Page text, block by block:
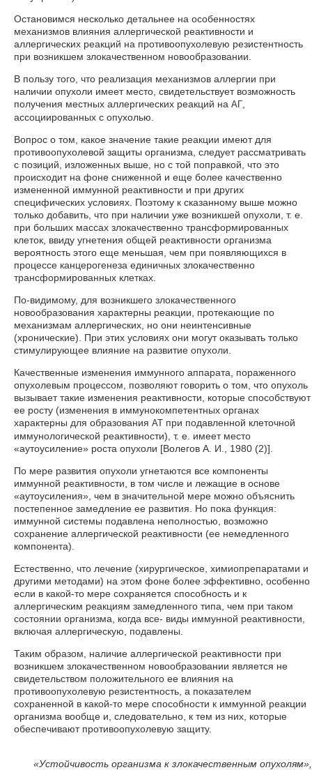
Остановимся несколько детальнее на особенностях
механизмов влияния аллергической реактивности и
аллергических реакций на противоопухолевую резистентность
при возникшем злокачественном новообразовании.
В пользу того, что реализация механизмов аллергии при
наличии опухоли имеет место, свидетельствует возможность
получения местных аллергических реакций на АГ
ассоциированных с опухолью.
Вопрос о том, какое значение такие реакции имеют для
противоопухолевой защиты организма, следует рассматривать
с позиций, изложенных выше, но с той поправкой, что это
происходит на фоне сниженной и еще более качественно
измененной иммунной реактивности и при других
специфических условиях. Поэтому к сказанному выше можно
только добавить, что при наличии уже возникшей опухоли, т. е.
при больших массах злокачественно трансформированных
клеток, ввиду угнетения общей реактивности организма
вероятность этого еще меньшая, чем при появляющихся в
процессе канцерогенеза единичных злокачественно
трансформированных клетках.
По-видимому, для возникшего злокачественного
новообразования характерны реакции, протекающие по
механизмам аллергических, но они неинтенсивные
(хронические). При этих условиях они могут оказывать только
стимулирующее влияние на развитие опухоли.
Качественные изменения иммунного аппарата, пораженного
опухолевым процессом, позволяют говорить о том, что опухоль
вызывает такие изменения реактивности, которые способствуют
ее росту (изменения в иммунокомпетентных органах
характерны для образования АТ
при подавленной клеточной
иммунологической реактивности), т. е. имеет место
«аутоусиление» роста опухоли [Волегов А. И., 1980 (2)].
По мере развития опухоли угнетаются все компоненты
иммунной реактивности, в том числе и лежащие в основе
«аутоусиления», чем в значительной мере можно объяснить
постепенное замедление ее развития. Но пока функция:
иммунной системы подавлена неполностью, возможно
сохранение аллергической реактивности (ее немедленного
компонента).
Естественно, что лечение (хирургическое, химиопрепаратами и
другими методами) на этом фоне более эффективно, особенно
если в какой-то мере сохраняется способность и к
аллергическим реакциям замедленного типа, чем при таком
состоянии организма, когда все- виды иммунной реактивности,
включая аллергическую, подавлены.
Таким образом, наличие аллергической реактивности при
возникшем злокачественном новообразовании является не
свидетельством положительного ее влияния на
противоопухолевую резистентность, а показателем
сохраненной в какой-то мере способности к иммунной реакции
организма вообще и, следовательно, к тем из них, которые
обеспечивают противоопухолевую защиту.
«Устойчивость организма к злокачественным опухолям»,